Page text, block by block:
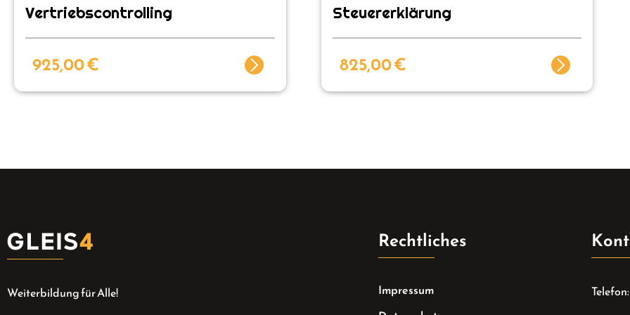
Vertriebscontrolling
925,00€
Steuererklärung
825,00€
Weiterbildung für Alle!
Rechtliches
Impressum
Telefon: